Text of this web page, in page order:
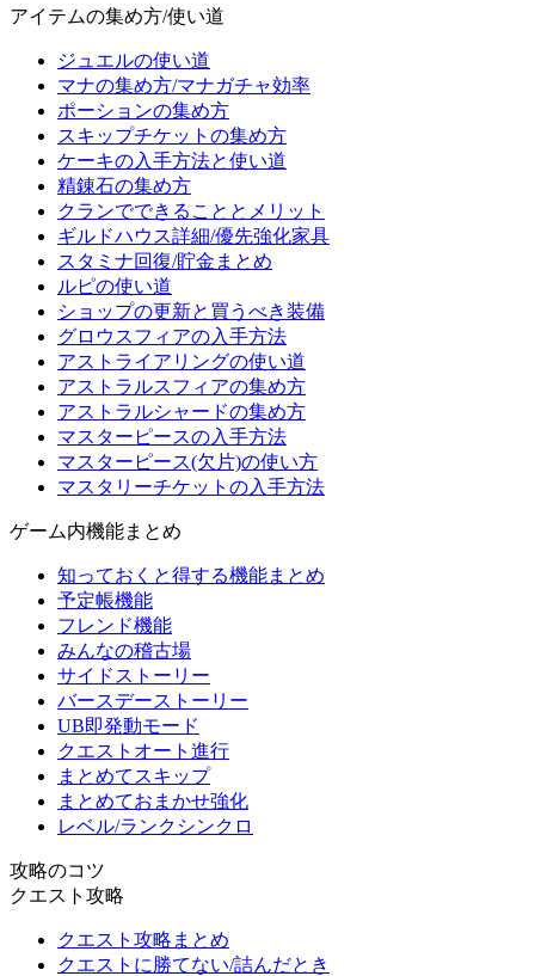
アイテムの集め方/使い道
ジュエルの使い道
マナの集め方/マナガチャ効率
ポーションの集め方
スキップチケットの集め方
ケーキの入手方法と使い道
精錬石の集め方
クランでできることとメリット
ギルドハウス詳細/優先強化家具
スタミナ回復/貯金まとめ
ルピの使い道
ショップの更新と買うべき装備
グロウスフィアの入手方法
アストライアリングの使い道
アストラルスフィアの集め方
アストラルシャードの集め方
マスターピースの入手方法
マスターピース(欠片)の使い方
マスタリーチケットの入手方法
ゲーム内機能まとめ
知っておくと得する機能まとめ
予定帳機能
フレンド機能
みんなの稽古場
サイドストーリー
バースデーストーリー
UB即発動モード
クエストオート進行
まとめてスキップ
まとめておまかせ強化
レベル/ランクシンクロ
攻略のコツ
クエスト攻略
クエスト攻略まとめ
クエストに勝てない/詰んだとき